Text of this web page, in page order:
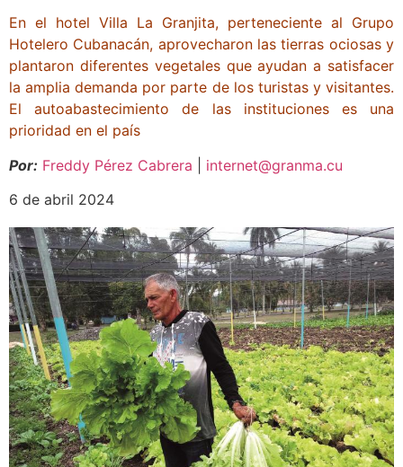
En el hotel Villa La Granjita, perteneciente al Grupo
Hotelero Cubanacán, aprovecharon las tierras ociosas y
plantaron diferentes vegetales que ayudan a satisfacer
la amplia demanda por parte de los turistas y visitantes.
El autoabastecimiento de las instituciones es una
prioridad en el país
Por: Freddy Pérez Cabrera
internet@granma.cu
6 de abril 2024